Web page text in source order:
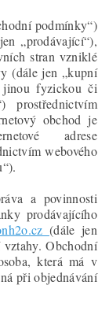
podmínky“)
„prodávající“),
stran vzniklé
(dále jen „kupní
jinou fyzickou či
prostřednictvím
obchod je
adrese
webového
a povinnosti
prodávajícího
(dále jen
vztahy. Obchodní
která má v
při objednávání